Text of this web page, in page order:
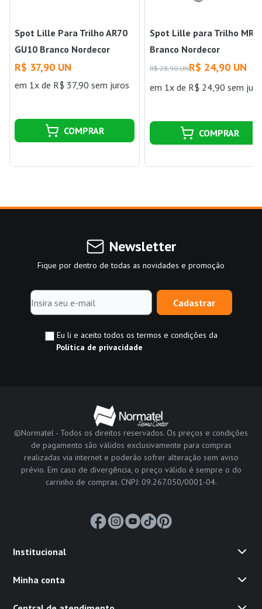
Spot Lille Para Trilho AR70
GU10 Branco Nordecor
R$ 37,90 UN
em 1x de R$ 37,90 sem juros
COMPRAR
Spot Lille para Trilho
Branco Nordecor
R$ 28,90 UNR$ 24,90 UN
em 1x de R$ 24,90 sem
COMPRAR
Newsletter
Fique por dentro de todas as novidades e promoção
Cadastrar
Eu li e aceito todos os termos e condições da
Política de privacidade
©Normatel - Todos os direitos reservados. Os preços e condições
de pagamento são válidos exclusivamente para compras
realizadas via internet e poderão sofrer alteração sem aviso
prévio. Em caso de divergência, o preço válido é sempre o do
carrinho de compras. CNPJ: 09.267.050/0001-04.
Institucional
Minha conta